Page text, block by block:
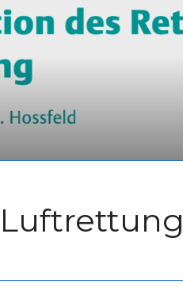
Luftrettung